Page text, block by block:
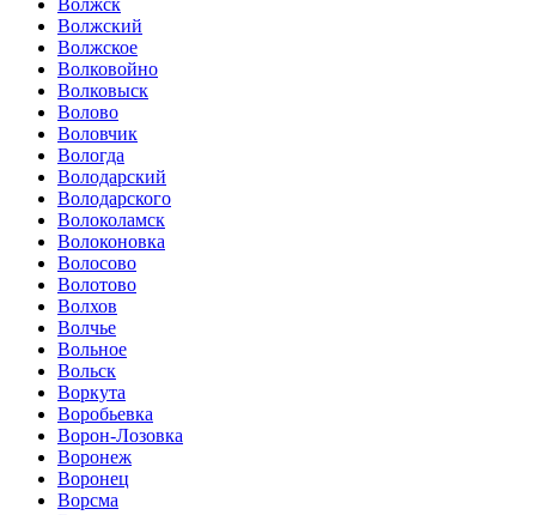
Волжский
Волжское
Волковойно
Волковыск
Волово
Воловчик
Вологда
Володарский
Володарского
Волоколамск
Волоконовка
Волосово
Волотово
Волхов
Волчье
Вольное
Вольск
Воркута
Воробьевка
Ворон-Лозовка
Воронеж
Воронец
Ворсма